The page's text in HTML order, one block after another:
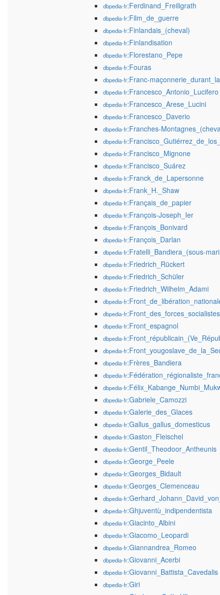
dbpedia-fr:Ferdinand_Freiligrath
dbpedia-fr:Film_de_guerre
dbpedia-fr:Finlandais_(cheval)
dbpedia-fr:Finlandisation
dbpedia-fr:Florestano_Pepe
dbpedia-fr:Fouras
dbpedia-fr:Franc-
dbpedia-fr:Francesco_Antonio_Lucifero
dbpedia-fr:Francesco_Arese_Lucini
dbpedia-fr:Francesco_Daverio
dbpedia-fr:Franches-
dbpedia-fr
dbpedia-fr:Francisco_Mignone
dbpedia-fr:Francisco_Suárez
dbpedia-fr:Franck_de_Lapersonne
dbpedia-fr:Frank_H._Shaw
dbpedia-fr:Français_de_papier
dbpedia-fr:François-Joseph_Ier
dbpedia-fr:François_Bonivard
dbpedia-fr:François_Darlan
dbpedia-fr:Fratelli_Bandiera_(sous-
dbpedia-fr:Friedrich_Rückert
dbpedia-fr:Friedrich_Schüler
dbpedia-fr:Friedrich_Wilhelm_Adami
dbpedia-fr
dbpedia-fr:Front_des_forces_socialistes
dbpedia-fr:Front_espagnol
dbpedia-fr
dbpedia-fr
dbpedia-fr:Frères_Bandiera
dbpedia-fr
dbpedia-fr
dbpedia-fr:Gabriele_Camozzi
dbpedia-fr:Galerie_des_Glaces
dbpedia-fr:Gallus_gallus_domesticus
dbpedia-fr:Gaston_Fleischel
dbpedia-fr:Gentil_Theodoor_Antheunis
dbpedia-fr:George_Peele
dbpedia-fr:Georges_Bidault
dbpedia-fr:Georges_Clemenceau
dbpedia-fr
dbpedia-fr:Ghjuventù_indipendentista
dbpedia-fr:Giacinto_Albini
dbpedia-fr:Giacomo_Leopardi
dbpedia-fr:Giannandrea_Romeo
dbpedia-fr:Giovanni_Acerbi
dbpedia-fr:Giovanni_Battista_Cavedalis
dbpedia-fr:Giri